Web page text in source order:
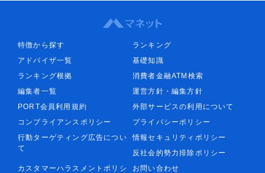
特徴から探す
ランキング
アドバイザ一覧
基礎知識
ランキング根拠
消費者金融ATM検索
編集者一覧
運営方針・編集方針
PORT会員利用規約
外部サービスの利用について
コンプライアンスポリシー
プライバシーポリシー
行動ターゲティング広告につい
て
情報セキュリティポリシー
反社会的勢力排除ポリシー
カスタマーハラスメントポリシ
お問い合わせ